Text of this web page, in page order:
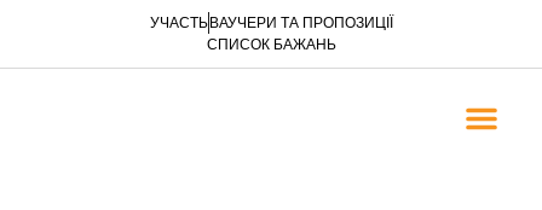
УЧАСТЬ ВАУЧЕРИ ТА ПРОПОЗИЦІЇ
СПИСОК БАЖАНЬ